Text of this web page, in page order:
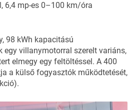
6,4 mp-es 0–100 km/óra
98 kWh kapacitású
egy villanymotorral szerelt variáns,
elmegy egy feltöltéssel. A 400
a külső fogyasztók működtetését,